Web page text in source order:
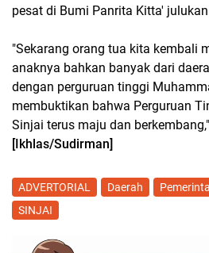
pesat di Bumi Panrita Kitta'
"Sekarang orang tua kita kembali
anaknya bahkan banyak dari
dengan perguruan tinggi
membuktikan bahwa Perguruan
Sinjai terus maju dan
[Ikhlas/Sudirman]
ADVERTORIAL Daerah
SINJAI